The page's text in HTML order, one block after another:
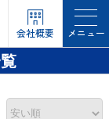
会社概要 メニュー